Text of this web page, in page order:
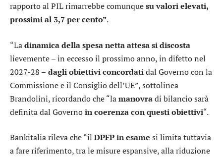
rapporto al PIL rimarrebbe comunquesu valori elevati,
prossimi al 3,7 per cento”.
“Ladinamica della spesa netta attesasi discosta
lievemente – in eccesso il prossimo anno, in difetto nel
2027-28 – dagli obiettivi concordatidal Governo con la
Commissione e il Consiglio dell’UE”, sottolinea
Brandolini, ricordando che “lamanovradi bilancio sarà
definita dal Governoin coerenza con questi obiettivi“.
Bankitalia rileva che “il DPFP in esame si limita tuttavia
a fare riferimento, tra le misure espansive, alla riduzione